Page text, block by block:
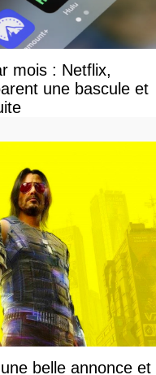
mois : Netflix,
une bascule et
belle annonce et